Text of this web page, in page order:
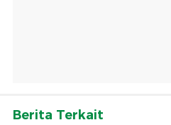
Berita Terkait